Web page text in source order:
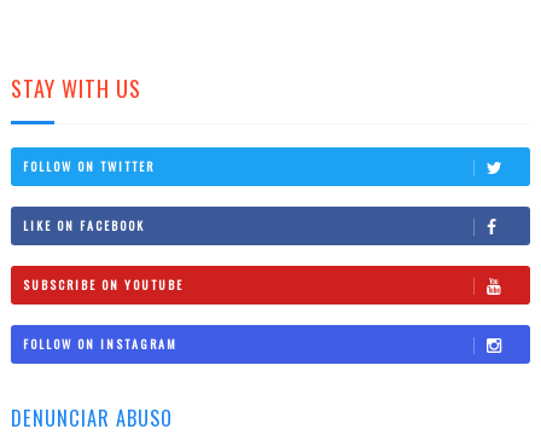
STAY WITH US
FOLLOW ON TWITTER
LIKE ON FACEBOOK
SUBSCRIBE ON YOUTUBE
FOLLOW ON INSTAGRAM
DENUNCIAR ABUSO